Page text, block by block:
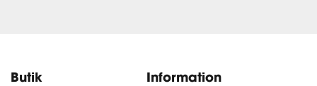
Butik Information